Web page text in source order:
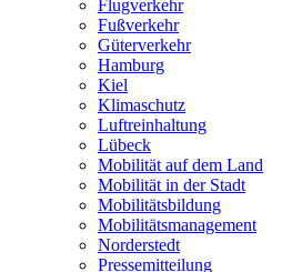
Flugverkehr
Fußverkehr
Güterverkehr
Hamburg
Kiel
Klimaschutz
Luftreinhaltung
Lübeck
Mobilität auf dem Land
Mobilität in der Stadt
Mobilitätsbildung
Mobilitätsmanagement
Norderstedt
Pressemitteilung